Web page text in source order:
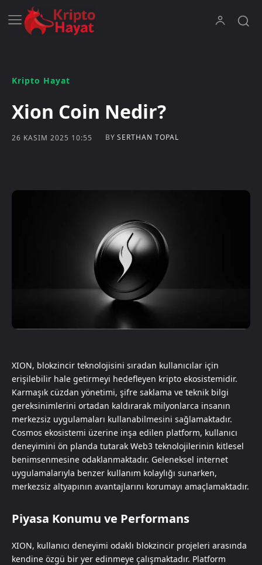
Kripto Hayat
Xion Coin Nedir?
26 KASIM 2025 10:55 BY SERTHAN TOPAL
XION, blokzincir teknolojisini sıradan kullanıcılar için
erişilebilir hale getirmeyi hedefleyen kripto ekosistemidir.
Karmaşık cüzdan yönetimi, şifre saklama ve teknik bilgi
gereksinimlerini ortadan kaldırarak milyonlarca insanın
merkezsiz uygulamaları kullanabilmesini sağlamaktadır.
Cosmos ekosistemi üzerine inşa edilen platform, kullanıcı
deneyimini ön planda tutarak Web3 teknolojilerinin kitlesel
benimsenmesine odaklanmaktadır. Geleneksel internet
uygulamalarıyla benzer kullanım kolaylığı sunarken,
merkezsiz altyapının avantajlarını korumayı amaçlamaktadır.
Piyasa Konumu ve Performans
XION, kullanıcı deneyimi odaklı blokzincir projeleri arasında
kendine özgü bir yer edinmeye çalışmaktadır. Platform